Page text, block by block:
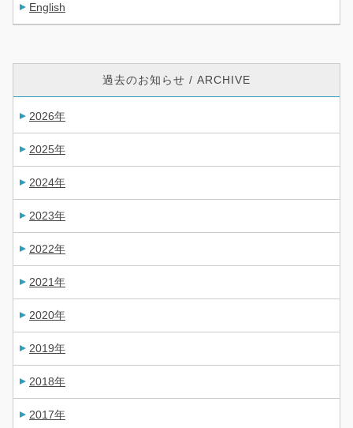
English
過去のお知らせ / ARCHIVE
2026年
2025年
2024年
2023年
2022年
2021年
2020年
2019年
2018年
2017年